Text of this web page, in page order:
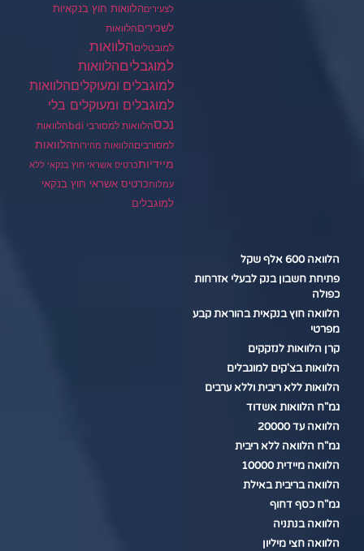
לצעיריםהלוואות חוץ בנקאיות
לשכיריםהלוואות
למובטליםהלוואות
למוגבליםהלוואות
למוגבלים ומעוקליםהלוואות
למוגבלים ומעוקלים בלי
נכסהלוואות למסורבי bdi
הלוואות
למסורביםהלוואות מהירותהלוואות
מיידיותכרטיס אשראי חוץ בנקאי ללא
עמלותכרטיס אשראי חוץ בנקאי
למוגבלים
הלוואה 600 אלף שקל
פתיחת חשבון בנק לבעלי אזרחות
כפולה
הלוואה חוץ בנקאית בהוראת קבע
מפרטי
קרן הלוואות לנזקקים
הלוואות בצ'קים למוגבלים
הלוואות ללא ריבית וללא ערבים
גמ"ח הלוואות אשדוד
הלוואה עד 20000
גמ"ח הלוואה ללא ריבית
הלוואה מיידית 10000
הלוואה בריבית באילת
גמ"ח כסף דחוף
הלוואה בנתניה
הלוואה חצי מיליון